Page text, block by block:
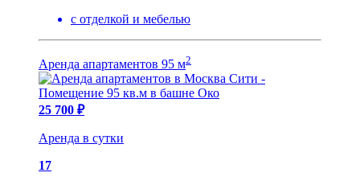
с отделкой и мебелью
Аренда апартаментов 95 м2
25 700 ₽
Аренда в сутки
17